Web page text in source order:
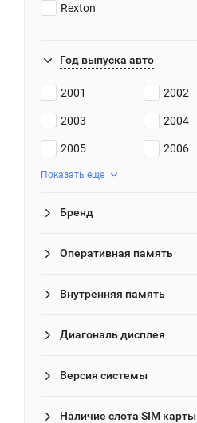
Rexton
Год выпуска авто
2001 2002
2003 2004
2005 2006
Показать еще
Бренд
Оперативная память
Внутренняя память
Диагональ дисплея
Версия системы
Наличие слота SIM карты